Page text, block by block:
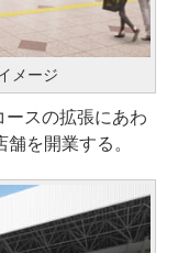
メージ
ースの拡張にあわ
を開業する。